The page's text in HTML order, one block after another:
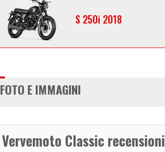
S 250i 2018
FOTO E IMMAGINI
Vervemoto Classic recensioni